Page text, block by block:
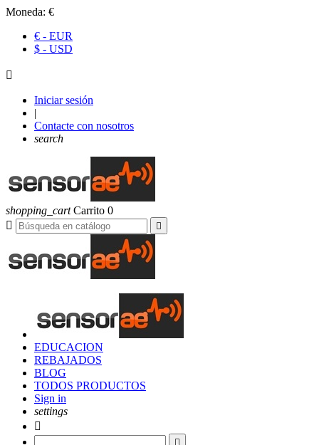
Moneda: €
€ - EUR
$ - USD

Iniciar sesión
|
Contacte con nosotros
search
shopping_cart Carrito 0


EDUCACION
REBAJADOS
BLOG
TODOS PRODUCTOS
Sign in
settings

